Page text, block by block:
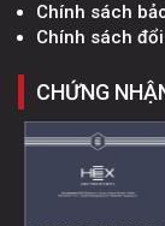
Chính sách
Chính sách
CHỨNG